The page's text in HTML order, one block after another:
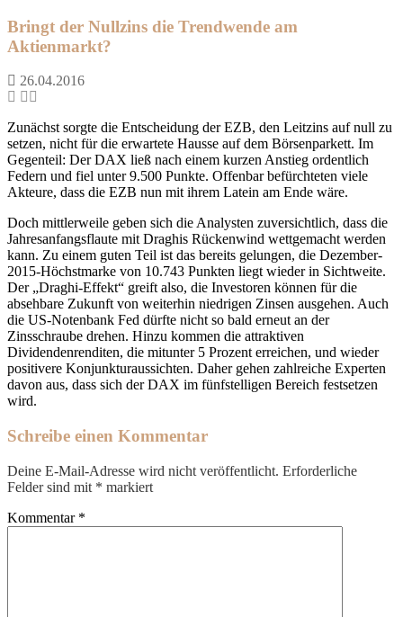
Bringt der Nullzins die Trendwende am
Aktienmarkt?
26.04.2016
Zunächst sorgte die Entscheidung der EZB, den Leitzins auf null zu
setzen, nicht für die erwartete Hausse auf dem Börsenparkett. Im
Gegenteil: Der DAX ließ nach einem kurzen Anstieg ordentlich
Federn und fiel unter 9.500 Punkte. Offenbar befürchteten viele
Akteure, dass die EZB nun mit ihrem Latein am Ende wäre.
Doch mittlerweile geben sich die Analysten zuversichtlich, dass die
Jahresanfangsflaute mit Draghis Rückenwind wettgemacht werden
kann. Zu einem guten Teil ist das bereits gelungen, die Dezember-
2015-Höchstmarke von 10.743 Punkten liegt wieder in Sichtweite.
Der „Draghi-Effekt“ greift also, die Investoren können für die
absehbare Zukunft von weiterhin niedrigen Zinsen ausgehen. Auch
die US-Notenbank Fed dürfte nicht so bald erneut an der
Zinsschraube drehen. Hinzu kommen die attraktiven
Dividendenrenditen, die mitunter 5 Prozent erreichen, und wieder
positivere Konjunkturaussichten. Daher gehen zahlreiche Experten
davon aus, dass sich der DAX im fünfstelligen Bereich festsetzen
wird.
Schreibe einen Kommentar
Deine E-Mail-Adresse wird nicht veröffentlicht. Erforderliche
Felder sind mit * markiert
Kommentar *